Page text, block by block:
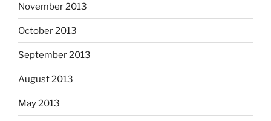
November 2013
October 2013
September 2013
August 2013
May 2013